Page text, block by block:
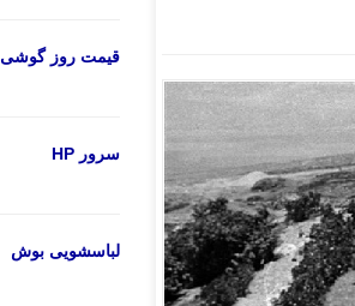
قیمت روز گوشی
سرور HP
لباسشویی بوش